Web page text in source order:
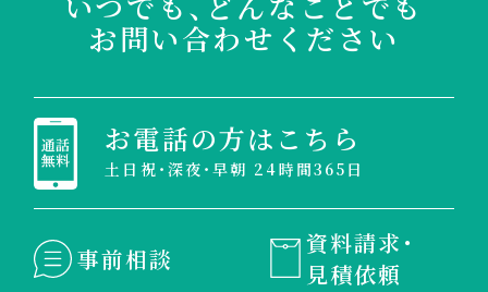
お問い合わせください
お電話の方はこちら
土日祝・深夜・早朝 24時間365日
事前相談
資料請求・
見積依頼